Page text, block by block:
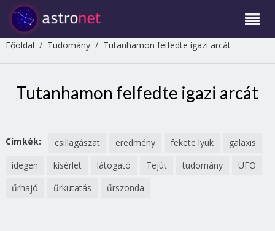
Főoldal / Tudomány/ Tutanhamon felfedte igazi arcát
Tutanhamon felfedte igazi arcát
Címkék: csillagászat eredmény fekete lyuk
galaxis
idegen
kísérlet látogató Tejút tudomány
UFO
űrhajó
űrkutatás űrszonda